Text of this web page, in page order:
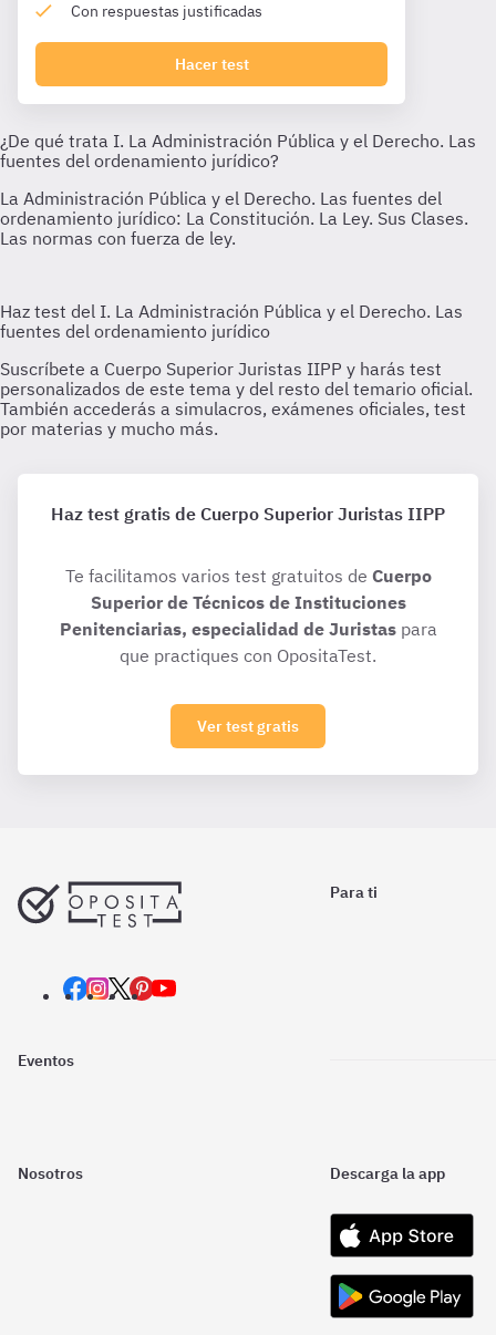
Con respuestas justificadas
Hacer test
Haz test gratis de Cuerpo Superior Juristas IIPP
Te facilitamos varios test gratuitos de Cuerpo
Superior de Técnicos de Instituciones
Penitenciarias, especialidad de Juristaspara
que practiques con OpositaTest.
Ver test gratis
Para ti
Eventos
Nosotros Descarga la app